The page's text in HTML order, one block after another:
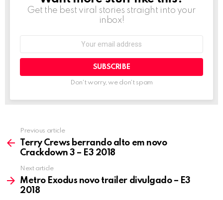
Get the best viral stories straight into your
inbox!
Don't worry, we don't spam
more
Previous article
Terry Crews berrando alto em novo
Crackdown 3 – E3 2018
Next article
Metro Exodus novo trailer divulgado – E3
2018